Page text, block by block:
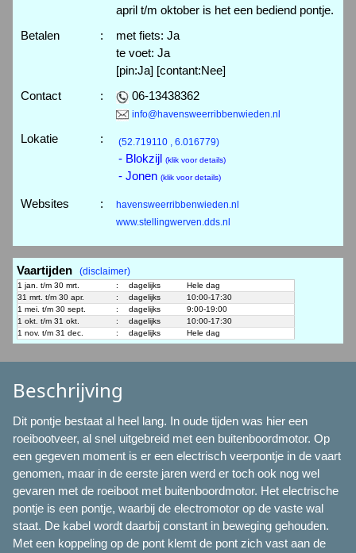
april t/m oktober is het een bediend pontje.
Betalen
:
met fiets: Ja
te voet: Ja
[pin:Ja] [contant:Nee]
Contact
: 06-13438362
info@havensweerribbenwieden.nl
Lokatie : (52.719110 , 6.016779)
- Blokzijl (klik voor details)
- Jonen (klik voor details)
Websites :
havensweerribbenwieden.nl
www.stellingwerven.dds.nl
Vaartijden (disclaimer)
1 jan. t/m 30 mrt. : dagelijks
Hele dag
31 mrt. t/m 30 apr.
: dagelijks
10:00-17:30
1 mei. t/m 30 sept.
: dagelijks
9:00-19:00
1 okt. t/m 31 okt.
: dagelijks
10:00-17:30
1 nov. t/m 31 dec.
: dagelijks Hele dag
Beschrijving
Dit pontje bestaat al heel lang. In oude tijden was hier een
roeibootveer, al snel uitgebreid met een buitenboordmotor. Op
een gegeven moment is er een electrisch veerpontje in de vaart
genomen, maar in de eerste jaren werd er toch ook nog wel
gevaren met de roeiboot met buitenboordmotor. Het electrische
pontje is een pontje, waarbij de electromotor op de vaste wal
staat. De kabel wordt daarbij constant in beweging gehouden.
Met een koppeling op de pont klemt de pont zich vast aan de